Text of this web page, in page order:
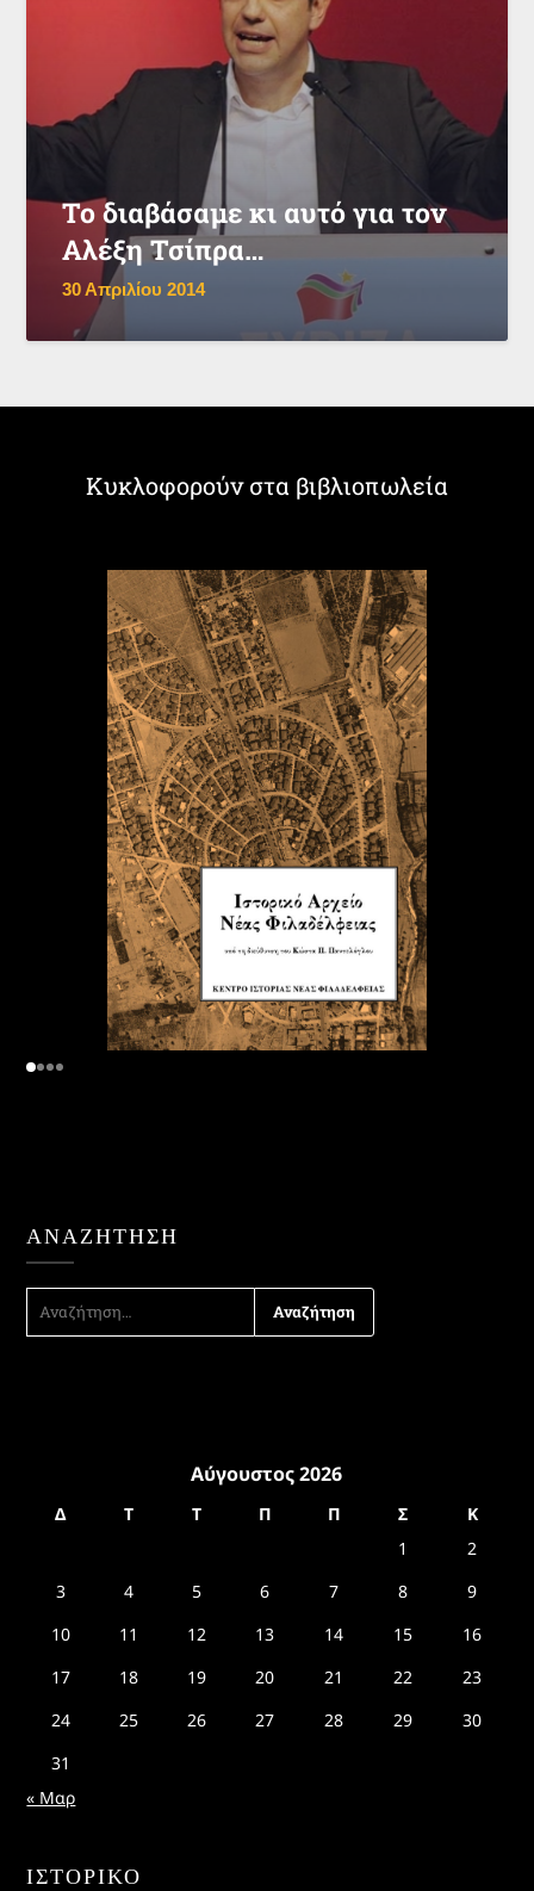
Το διαβάσαμε κι αυτό για τον
Αλέξη Τσίπρα…
30 Απριλίου 2014
Κυκλοφορούν στα βιβλιοπωλεία
ΑΝΑΖΉΤΗΣΗ
ΑΝΑΖΉΤΗΣΗ
ΓΙΑ:
Αύγουστος 2026
Δ Τ Τ Π Π Σ
Κ
1
2
3
4 5 6 7 8
9
10
11 12 13 14 15
16
17
18 19 20 21 22
23
24
25 26 27 28 29
30
31
« Μαρ
ΙΣΤΟΡΙΚΌ